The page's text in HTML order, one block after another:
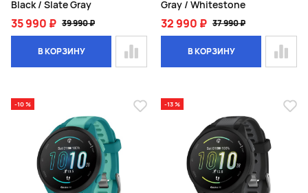
Black / Slate Gray
35 990 ₽ 39 990 ₽
В КОРЗИНУ
Gray / Whitestone
32 990 ₽ 37 990 ₽
В КОРЗИНУ
-10 % -13 %